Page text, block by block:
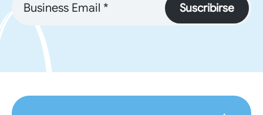
Suscribirse